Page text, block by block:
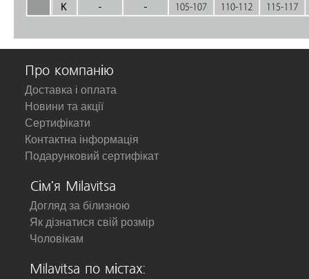
Про компанію
Доставка і оплата
Новини та акції
Сертифікати
Контактна інформація
Подарунковий сертифікат
Сім'я Milavitsa
Догляд за білизною
Як дізнатися свій розмір
Чоловікам
Milavitsa по містах: